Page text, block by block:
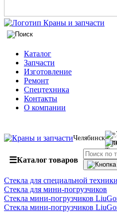
Каталог
Запчасти
Изготовление
Ремонт
Спецтехника
Контакты
О компании
Челябинск
☰Каталог товаров
Стекла для специальной техники
Стекла для мини-погрузчиков
Стекла мини-погрузчиков
Стекла мини-погрузчиков